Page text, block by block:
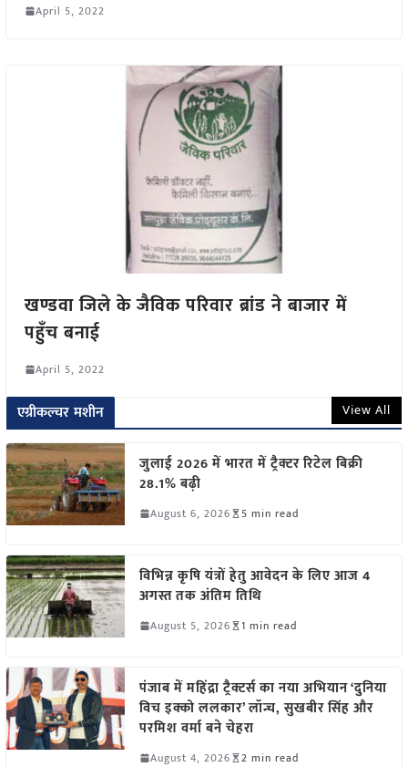
April 5, 2022
खण्डवा जिले के जैविक परिवार ब्रांड ने बाजार में
पहुँच बनाई
April 5, 2022
एग्रीकल्चर मशीन View All
जुलाई 2026 में भारत में ट्रैक्टर रिटेल बिक्री
28.1% बढ़ी
August 6, 2026 5 min read
विभिन्न कृषि यंत्रों हेतु आवेदन के लिए आज 4
अगस्त तक अंतिम तिथि
August 5, 2026 1 min read
पंजाब में महिंद्रा ट्रैक्टर्स का नया अभियान ‘दुनिया
विच इक्को ललकार’ लॉन्च, सुखबीर सिंह और
परमिश वर्मा बने चेहरा
August 4, 2026 2 min read